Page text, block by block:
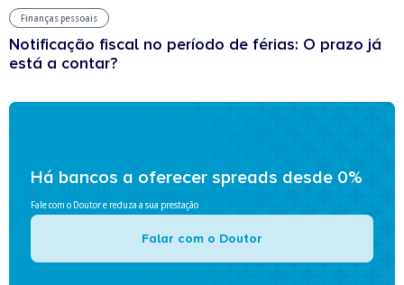
Finanças pessoais
Notificação fiscal no período de férias: O prazo já
está a contar?
Há bancos a oferecer spreads desde 0%
Fale com o Doutor e reduza a sua prestação
Falar com o Doutor